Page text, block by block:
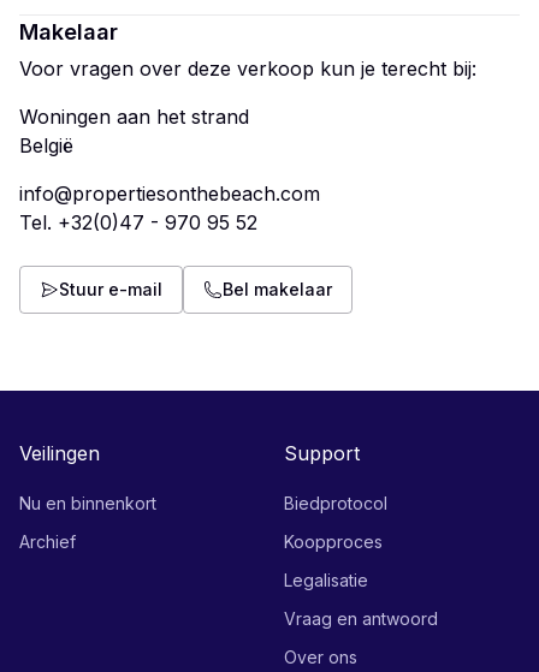
Makelaar
Voor vragen over deze verkoop kun je terecht bij:
Woningen aan het strand
België
info@propertiesonthebeach.com
Tel. +32(0)47 - 970 95 52
Stuur e-mail Bel makelaar
Veilingen
Nu en binnenkort
Archief
Support
Biedprotocol
Koopproces
Legalisatie
Vraag en antwoord
Over ons